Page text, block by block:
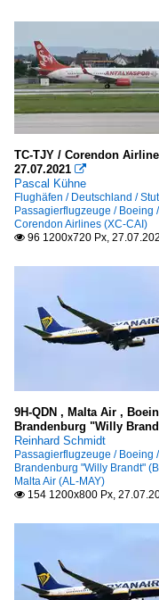
TC-TJY / Corendon
27.07.2021 
Pascal Kühne
Flughäfen / Deutschland /
Passagierflugzeuge / Boeing
Corendon Airlines (XC-CAI)
 96 1200x720 Px,
9H-QDN , Malta Air ,
Brandenburg "Willy
Reinhard Schmidt
Passagierflugzeuge / Boeing
Brandenburg "Willy Brandt"
Malta Air (AL-MAY)
 154 1200x800 Px,